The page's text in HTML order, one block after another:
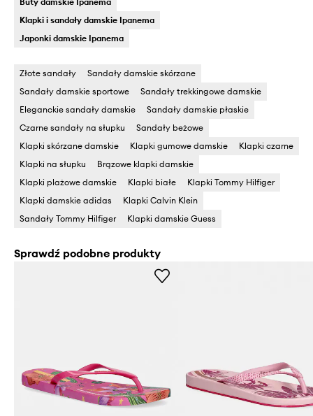
Klapki i sandały damskie Ipanema
Japonki damskie Ipanema
Złote sandały
Sandały damskie skórzane
Sandały damskie sportowe
Sandały trekkingowe damskie
Eleganckie sandały damskie
Sandały damskie płaskie
Czarne sandały na słupku
Sandały beżowe
Klapki skórzane damskie
Klapki gumowe damskie
Klapki czarne
Klapki na słupku
Brązowe klapki damskie
Klapki plażowe damskie
Klapki białe
Klapki Tommy Hilfiger
Klapki damskie adidas
Klapki Calvin Klein
Sandały Tommy Hilfiger
Klapki damskie Guess
Sprawdź podobne produkty